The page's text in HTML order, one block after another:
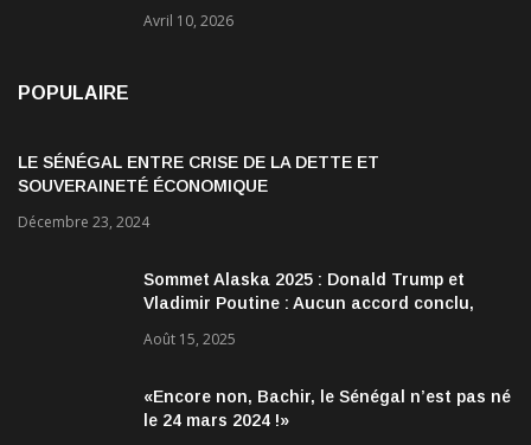
Avril 10, 2026
POPULAIRE
LE SÉNÉGAL ENTRE CRISE DE LA DETTE ET
SOUVERAINETÉ ÉCONOMIQUE
Décembre 23, 2024
Sommet Alaska 2025 : Donald Trump et
Vladimir Poutine : Aucun accord conclu,
encourageantes
Août 15, 2025
«Encore non, Bachir, le Sénégal n’est pas né
le 24 mars 2024 !»